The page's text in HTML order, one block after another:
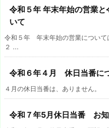
令和５年 年末年始の営業
いて
令和５年 年末年始の営業につい
２ ...
令和６年４月 休日当番に
４月の休日当番は、ありません。
令和７年5月休日当番 お